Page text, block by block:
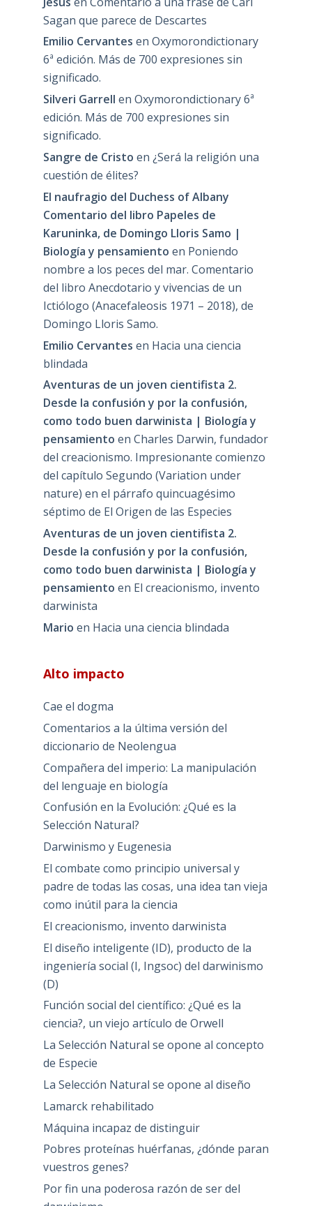
Sagan que parece de Descartes
Emilio Cervantes en Oxymorondictionary
6ª edición. Más de 700 expresiones sin
significado.
Silveri Garrell en Oxymorondictionary 6ª
edición. Más de 700 expresiones sin
significado.
Sangre de Cristo en ¿Será la religión una
cuestión de élites?
El naufragio del Duchess of Albany
Comentario del libro Papeles de
Karuninka, de Domingo Lloris Samo |
Biología y pensamiento en Poniendo
nombre a los peces del mar. Comentario
del libro Anecdotario y vivencias de un
Ictiólogo (Anacefaleosis 1971 – 2018), de
Domingo Lloris Samo.
Emilio Cervantes en Hacia una ciencia
blindada
Aventuras de un joven cientifista 2.
Desde la confusión y por la confusión,
como todo buen darwinista | Biología y
pensamiento en Charles Darwin, fundador
del creacionismo. Impresionante comienzo
del capítulo Segundo (Variation under
nature) en el párrafo quincuagésimo
séptimo de El Origen de las Especies
Aventuras de un joven cientifista 2.
Desde la confusión y por la confusión,
como todo buen darwinista | Biología y
pensamiento en El creacionismo, invento
darwinista
Mario en Hacia una ciencia blindada
Alto impacto
Cae el dogma
Comentarios a la última versión del
diccionario de Neolengua
Compañera del imperio: La manipulación
del lenguaje en biología
Confusión en la Evolución: ¿Qué es la
Selección Natural?
Darwinismo y Eugenesia
El combate como principio universal y
padre de todas las cosas, una idea tan vieja
como inútil para la ciencia
El creacionismo, invento darwinista
El diseño inteligente (ID), producto de la
ingeniería social (I, Ingsoc) del darwinismo
(D)
Función social del científico: ¿Qué es la
ciencia?, un viejo artículo de Orwell
La Selección Natural se opone al concepto
de Especie
La Selección Natural se opone al diseño
Lamarck rehabilitado
Máquina incapaz de distinguir
Pobres proteínas huérfanas, ¿dónde paran
vuestros genes?
Por fin una poderosa razón de ser del